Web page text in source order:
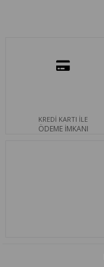
KREDİ KARTI İLE
ÖDEME İMKANI